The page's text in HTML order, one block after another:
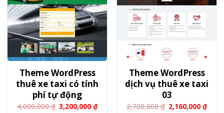
Theme WordPress
thuê xe taxi có tính
phí tự động
4,000,000₫ 3,200,000₫
Theme WordPress
dịch vụ thuê xe taxi
03
2,700,000₫ 2,160,000₫